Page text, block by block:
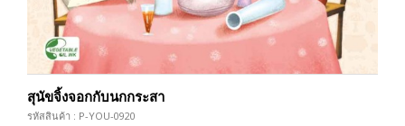
สุนัขจิ้งจอกกับนกกระสา
รหัสสินค้า : P-YOU-0920